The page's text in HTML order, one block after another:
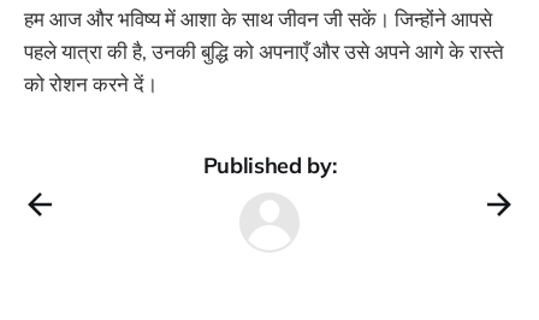
हम आज और भविष्य में आशा के साथ जीवन जी सकें। जिन्होंने आपसे
पहले यात्रा की है, उनकी बुद्धि को अपनाएँ और उसे अपने आगे के रास्ते
को रोशन करने दें।
Published by: